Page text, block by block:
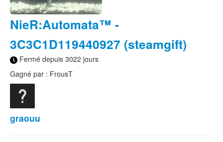
NieR:Automata™ -
3C3C1D119440927 (steamgift)
Fermé depuis 3022 jours
Gagné par : FrousT
graouu